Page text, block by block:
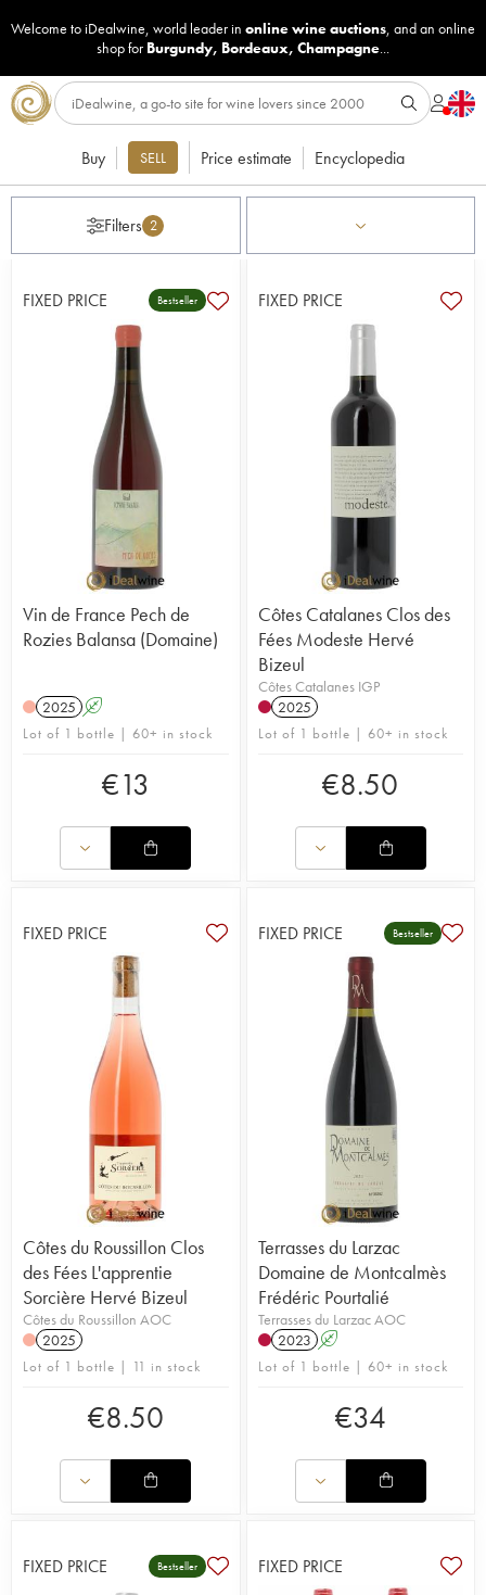
Welcome to iDealwine, world leader in online wine auctions, and an online
shop for Burgundy, Bordeaux, Champagne...
Buy SELL Price estimate Encyclopedia
Filters 2
FIXED PRICE Bestseller
Vin de France Pech de
Rozies Balansa (Domaine)
2025 A
Lot of 1 bottle | 60+ in stock
€13
FIXED PRICE
Côtes Catalanes Clos des
Fées Modeste Hervé
Bizeul
Côtes Catalanes IGP
2025
Lot of 1 bottle | 60+ in stock
€8.50
FIXED PRICE
Côtes du Roussillon Clos
des Fées L'apprentie
Sorcière Hervé Bizeul
Côtes du Roussillon AOC
2025
Lot of 1 bottle | 11 in stock
€8.50
FIXED PRICE Bestseller
Terrasses du Larzac
Domaine de Montcalmès
Frédéric Pourtalié
Terrasses du Larzac AOC
2023 A
Lot of 1 bottle | 60+ in stock
€34
FIXED PRICE Bestseller FIXED PRICE